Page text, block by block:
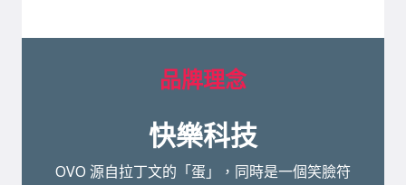
品牌理念
快樂科技
OVO 源自拉丁文的「蛋」，同時是一個笑臉符